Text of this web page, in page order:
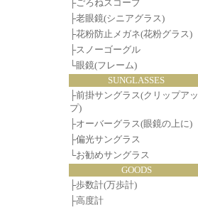
├ごろねスコープ
├老眼鏡(シニアグラス)
├花粉防止メガネ(花粉グラス)
├スノーゴーグル
└眼鏡(フレーム)
SUNGLASSES
├前掛サングラス(クリップアッ
プ)
├オーバーグラス(眼鏡の上に)
├偏光サングラス
└お勧めサングラス
GOODS
├歩数計(万歩計)
├高度計